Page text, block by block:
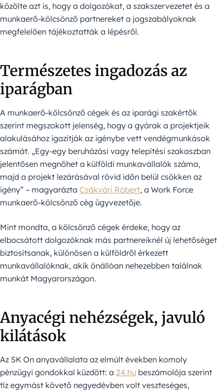
közölte azt is, hogy a dolgozókat, a szakszervezetet és a
munkaerő-kölcsönző partnereket a jogszabályoknak
megfelelően tájékoztatták a lépésről.
Természetes ingadozás az
iparágban
A munkaerő-kölcsönző cégek és az iparági szakértők
szerint megszokott jelenség, hogy a gyárak a projektjeik
alakulásához igazítják az igénybe vett vendégmunkások
számát. „Egy-egy beruházási vagy telepítési szakaszban
jelentősen megnőhet a külföldi munkavállalók száma,
majd a projekt lezárásával rövid időn belül csökken az
igény” – magyarázta Csákvári Róbert, a Work Force
munkaerő-kölcsönző cég ügyvezetője.
Mint mondta, a kölcsönző cégek érdeke, hogy az
elbocsátott dolgozóknak más partnereiknél új lehetőséget
biztosítsanak, különösen a külföldről érkezett
munkavállalóknak, akik önállóan nehezebben találnak
munkát Magyarországon.
Anyacégi nehézségek, javuló
kilátások
Az SK On anyavállalata az elmúlt években komoly
pénzügyi gondokkal küzdött: a 24.hu beszámolója szerint
tíz egymást követő negyedévben volt veszteséges,